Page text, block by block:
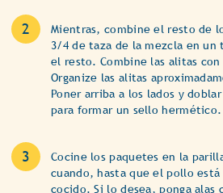
Mientras, combine el resto de
3/4 de taza de la mezcla en un
el resto. Combine las alitas
Organize las alitas
Poner arriba a los lados y
para formar un sello hermético.
Cocine los paquetes en la
cuando, hasta que el pollo
cocido. Si lo desea, ponga alas